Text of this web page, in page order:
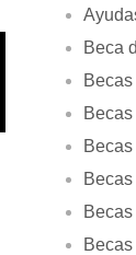
Beca
Becas